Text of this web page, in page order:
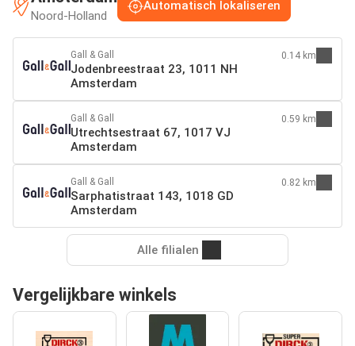
Noord-Holland
Automatisch lokaliseren
Gall & Gall
Jodenbreestraat 23, 1011 NH
Amsterdam
0.14 km
Gall & Gall
Utrechtsestraat 67, 1017 VJ
Amsterdam
0.59 km
Gall & Gall
Sarphatistraat 143, 1018 GD
Amsterdam
0.82 km
Alle filialen
Vergelijkbare winkels